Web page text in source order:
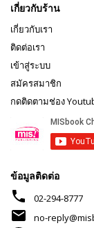
เกี่ยวกับร้าน
เกี่ยวกับเรา
ติดต่อเรา
เข้าสู่ระบบ
สมัครสมาชิก
กดติดตามช่อง
ข้อมูลติดต่อ
phone 02-294-8777
mail
no-